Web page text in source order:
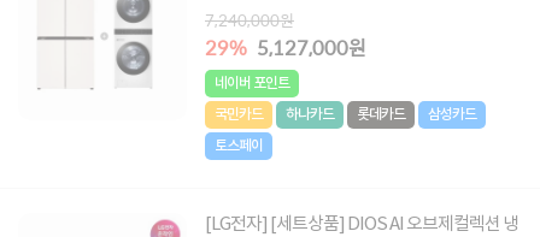
(24kg/21kg) [T876MEE111+W2421WAMR]
7,240,000원
29% 5,127,000원
네이버 포인트
국민카드
하나카드 롯데카드
삼성카드
토스페이
[LG전자] [세트상품] DIOS AI 오브제컬렉션 냉